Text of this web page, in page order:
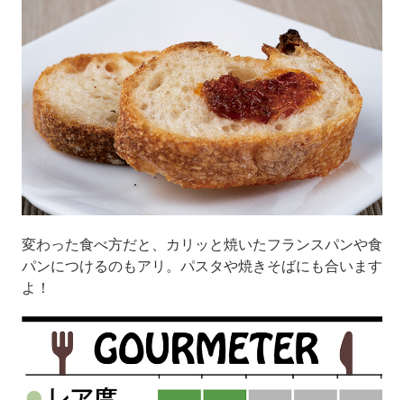
変わった食べ方だと、カリッと焼いたフランスパンや食
パンにつけるのもアリ。パスタや焼きそばにも合います
よ！